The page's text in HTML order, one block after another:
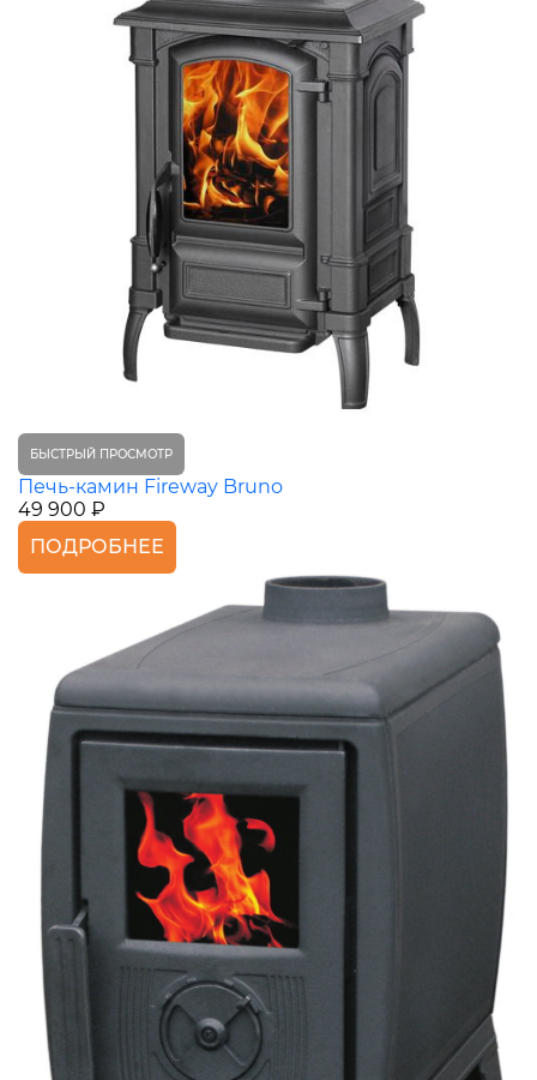
БЫСТРЫЙ ПРОСМОТР
Печь-камин Fireway Bruno
49 900 ₽
ПОДРОБНЕЕ